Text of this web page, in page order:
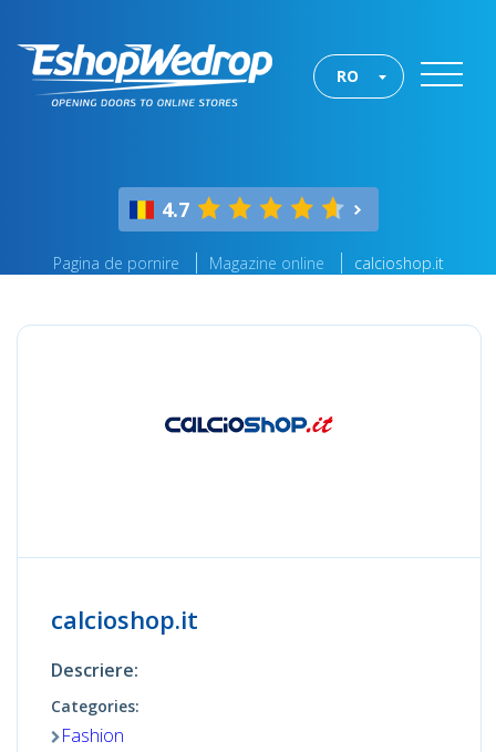
RO
4.7
Pagina de pornire Magazine online calcioshop.it
calcioshop.it
Descriere:
Categories:
Fashion